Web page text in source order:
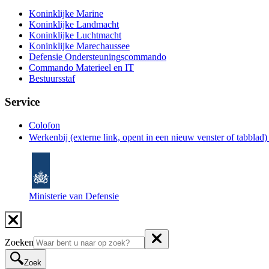
Koninklijke Marine
Koninklijke Landmacht
Koninklijke Luchtmacht
Koninklijke Marechaussee
Defensie Ondersteuningscommando
Commando Materieel en IT
Bestuursstaf
Service
Colofon
Werkenbij (externe link, opent in een nieuw venster of tabblad)
Ministerie van Defensie
Zoeken
Zoek